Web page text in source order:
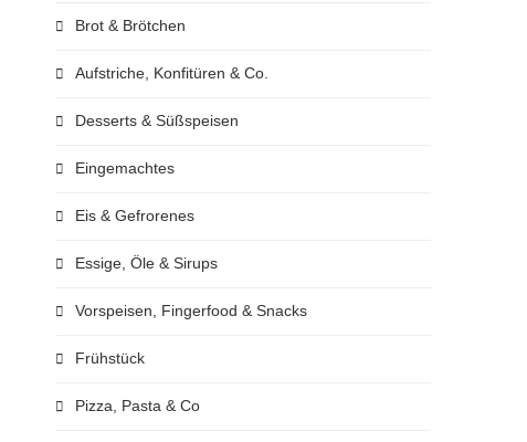
Brot & Brötchen
Aufstriche, Konfitüren & Co.
Desserts & Süßspeisen
Eingemachtes
Eis & Gefrorenes
Essige, Öle & Sirups
Vorspeisen, Fingerfood & Snacks
Frühstück
Pizza, Pasta & Co